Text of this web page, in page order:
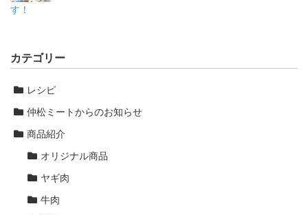
す！
カテゴリー
レシピ
仲松ミートからのお知らせ
商品紹介
オリジナル商品
ヤギ肉
牛肉